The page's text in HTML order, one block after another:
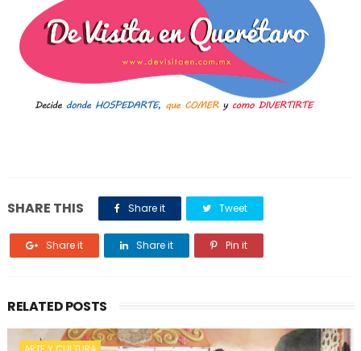
SHARE THIS Share it Tweet
Share it Share it Pin it
RELATED POSTS